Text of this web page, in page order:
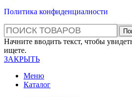
Политика конфиденциалности
Начните вводить текст, чтобы
ищете.
ЗАКРЫТЬ
Меню
Каталог